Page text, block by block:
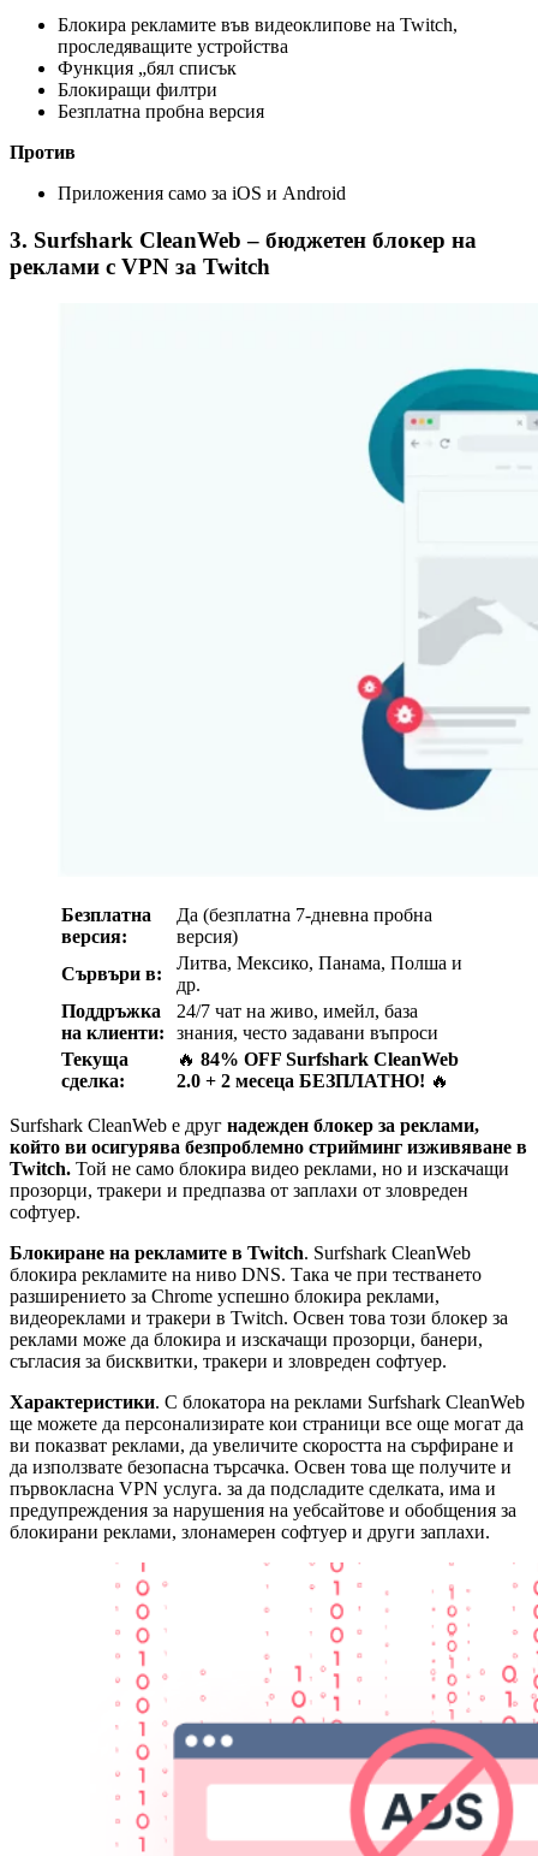
Блокира рекламите във видеоклипове на Twitch,
проследяващите устройства
Функция „бял списък
Блокиращи филтри
Безплатна пробна версия
Против
Приложения само за iOS и Android
3. Surfshark CleanWeb – бюджетен блокер на
реклами с VPN за Twitch
Безплатна
версия:
Да (безплатна 7-дневна пробна
версия)
Сървъри в:
Литва, Мексико, Панама, Полша и
др.
Поддръжка
на клиенти:
24/7 чат на живо, имейл, база
знания, често задавани въпроси
Текуща
сделка:
🔥 84% OFF Surfshark CleanWeb
2.0 + 2 месеца БЕЗПЛАТНО! 🔥
Surfshark CleanWeb е друг надежден блокер за реклами,
който ви осигурява безпроблемно стрийминг изживяване в
Twitch. Той не само блокира видео реклами, но и изскачащи
прозорци, тракери и предпазва от заплахи от зловреден
софтуер.
Блокиране на рекламите в Twitch. Surfshark CleanWeb
блокира рекламите на ниво DNS. Така че при тестването
разширението за Chrome успешно блокира реклами,
видеореклами и тракери в Twitch. Освен това този блокер за
реклами може да блокира и изскачащи прозорци, банери,
съгласия за бисквитки, тракери и зловреден софтуер.
Характеристики. С блокатора на реклами Surfshark CleanWeb
ще можете да персонализирате кои страници все още могат да
ви показват реклами, да увеличите скоростта на сърфиране и
да използвате безопасна търсачка. Освен това ще получите и
първокласна VPN услуга. за да подсладите сделката, има и
предупреждения за нарушения на уебсайтове и обобщения за
блокирани реклами, злонамерен софтуер и други заплахи.